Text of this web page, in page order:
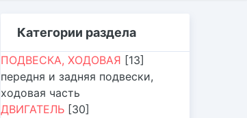
Категории раздела
ПОДВЕСКА, ХОДОВАЯ [13]
передня и задняя подвески,
ходовая часть
ДВИГАТЕЛЬ [30]